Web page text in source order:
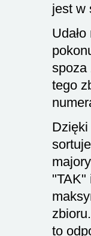
jest w
spoza
tego
"TAK"
to